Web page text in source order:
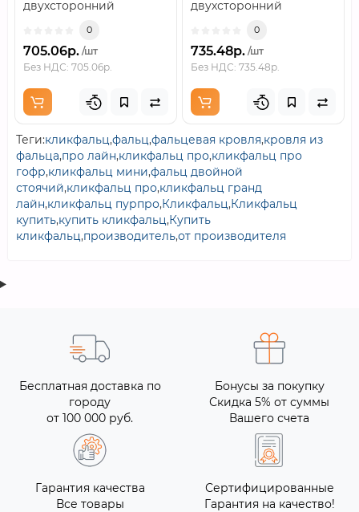
двухсторонний
0
705.06р. /шт
Без НДС: 705.06р.
двухсторонний
0
735.48р. /шт
Без НДС: 735.48р.
Теги:кликфальц,фальц,фальцевая кровля,кровля из
фальца,про лайн,кликфальц про,кликфальц про
гофр,кликфальц мини,фальц двойной
стоячий,кликфальц про,кликфальц гранд
лайн,кликфальц пурпро,Кликфальц,Кликфальц
купить,купить кликфальц,Купить
кликфальц,производитель,от производителя
Бесплатная доставка по
городу
от 100 000 руб.
Бонусы за покупку
Скидка 5% от суммы
Вашего счета
Гарантия качества
Все товары
Сертифицированные
Гарантия на качество!